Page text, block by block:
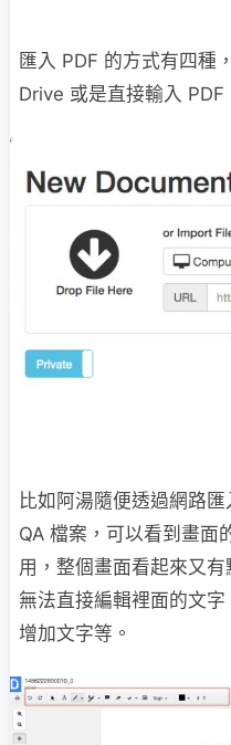
匯入 PDF 的方式有四種
Drive 或是直接輸入 PDF
比如阿湯隨便透過網路
QA 檔案，可以看到畫面
用，整個畫面看起來又
無法直接編輯裡面的文
增加文字等。